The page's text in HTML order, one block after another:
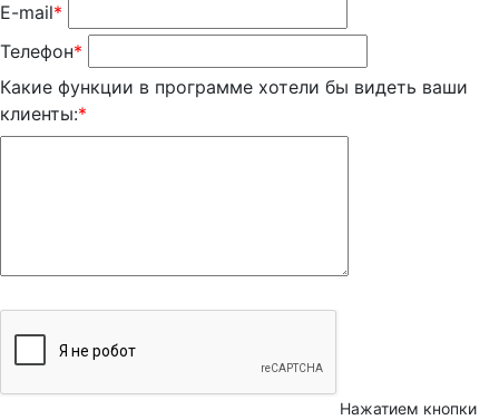
E-mail*
Телефон*
Какие функции в программе хотели бы видеть ваши
клиенты:*
Нажатием кнопки